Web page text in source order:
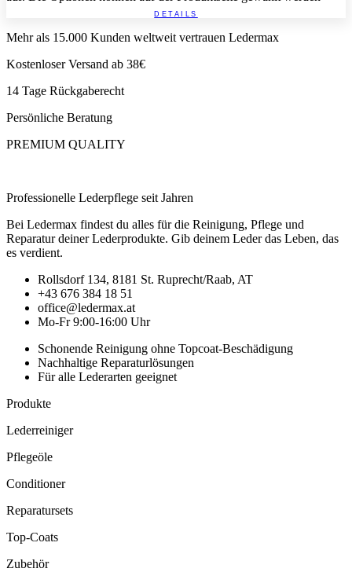
DETAILS
Mehr als 15.000 Kunden weltweit vertrauen Ledermax
Kostenloser Versand ab 38€
14 Tage Rückgaberecht
Persönliche Beratung
PREMIUM QUALITY
Professionelle Lederpflege seit Jahren
Bei Ledermax findest du alles für die Reinigung, Pflege und
Reparatur deiner Lederprodukte. Gib deinem Leder das Leben, das
es verdient.
Rollsdorf 134, 8181 St. Ruprecht/Raab, AT
+43 676 384 18 51
office@ledermax.at
Mo-Fr 9:00-16:00 Uhr
Schonende Reinigung ohne Topcoat-Beschädigung
Nachhaltige Reparaturlösungen
Für alle Lederarten geeignet
Produkte
Lederreiniger
Pflegeöle
Conditioner
Reparatursets
Top-Coats
Zubehör